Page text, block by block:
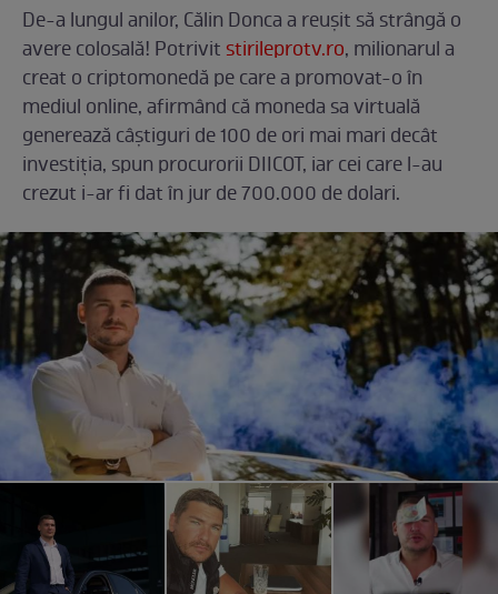
De-a lungul anilor, Călin Donca a reușit să strângă o
avere colosală! Potrivit stirileprotv.ro, milionarul a
creat o criptomonedă pe care a promovat-o în
mediul online, afirmând că moneda sa virtuală
generează câștiguri de 100 de ori mai mari decât
investiția, spun procurorii DIICOT, iar cei care l-au
crezut i-ar fi dat în jur de 700.000 de dolari.